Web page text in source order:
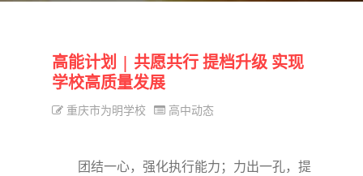
高能计划 | 共愿共行 提档升级 实现
学校高质量发展
重庆市为明学校 高中动态
团结一心，强化执行能力；力出一孔，提